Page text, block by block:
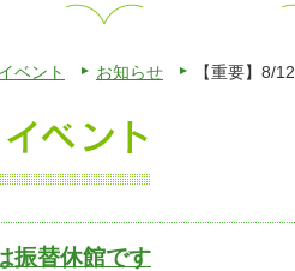
ベント お知らせ 【重要】8/
振替休館です